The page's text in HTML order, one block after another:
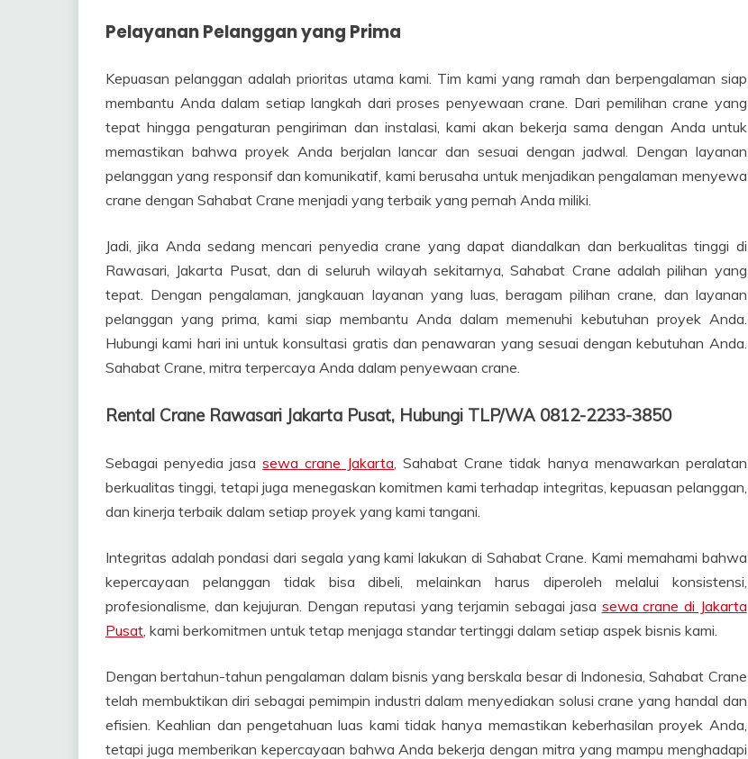
Pelayanan Pelanggan yang Prima
Kepuasan pelanggan adalah prioritas utama kami. Tim kami yang ramah dan berpengalaman siap
membantu Anda dalam setiap langkah dari proses penyewaan crane. Dari pemilihan crane yang
tepat hingga pengaturan pengiriman dan instalasi, kami akan bekerja sama dengan Anda untuk
memastikan bahwa proyek Anda berjalan lancar dan sesuai dengan jadwal. Dengan layanan
pelanggan yang responsif dan komunikatif, kami berusaha untuk menjadikan pengalaman menyewa
crane dengan Sahabat Crane menjadi yang terbaik yang pernah Anda miliki.
Jadi, jika Anda sedang mencari penyedia crane yang dapat diandalkan dan berkualitas tinggi di
Rawasari, Jakarta Pusat, dan di seluruh wilayah sekitarnya, Sahabat Crane adalah pilihan yang
tepat. Dengan pengalaman, jangkauan layanan yang luas, beragam pilihan crane, dan layanan
pelanggan yang prima, kami siap membantu Anda dalam memenuhi kebutuhan proyek Anda.
Hubungi kami hari ini untuk konsultasi gratis dan penawaran yang sesuai dengan kebutuhan Anda.
Sahabat Crane, mitra terpercaya Anda dalam penyewaan crane.
Rental Crane Rawasari Jakarta Pusat, Hubungi TLP/WA 0812-2233-3850
Sebagai penyedia jasasewa crane Jakarta , Sahabat Crane tidak hanya menawarkan peralatan
berkualitas tinggi, tetapi juga menegaskan komitmen kami terhadap integritas, kepuasan pelanggan,
dan kinerja terbaik dalam setiap proyek yang kami tangani.
Integritas adalah pondasi dari segala yang kami lakukan di Sahabat Crane. Kami memahami bahwa
kepercayaan pelanggan tidak bisa dibeli, melainkan harus diperoleh melalui konsistensi,
profesionalisme, dan kejujuran. Dengan reputasi yang terjamin sebagai jasa sewa crane di Jakarta
Pusat , kami berkomitmen untuk tetap menjaga standar tertinggi dalam setiap aspek bisnis kami.
Dengan bertahun-tahun pengalaman dalam bisnis yang berskala besar di Indonesia, Sahabat Crane
telah membuktikan diri sebagai pemimpin industri dalam menyediakan solusi crane yang handal dan
efisien. Keahlian dan pengetahuan luas kami tidak hanya memastikan keberhasilan proyek Anda,
tetapi juga memberikan kepercayaan bahwa Anda bekerja dengan mitra yang mampu menghadapi